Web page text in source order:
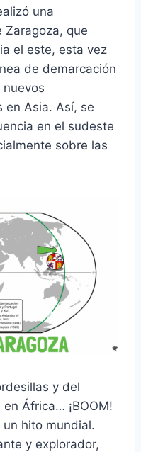
una
Zaragoza, que
el este, esta vez
de demarcación
en Asia. Así, se
en el sudeste
sobre las
y del
África… ¡BOOM!
hito mundial.
y explorador,